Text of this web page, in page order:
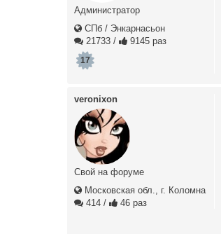
Администратор
СПб / Энкарнасьон
21733 / 9145 раз
17
veronixon
Свой на форуме
Московская обл., г. Коломна
414 / 46 раз